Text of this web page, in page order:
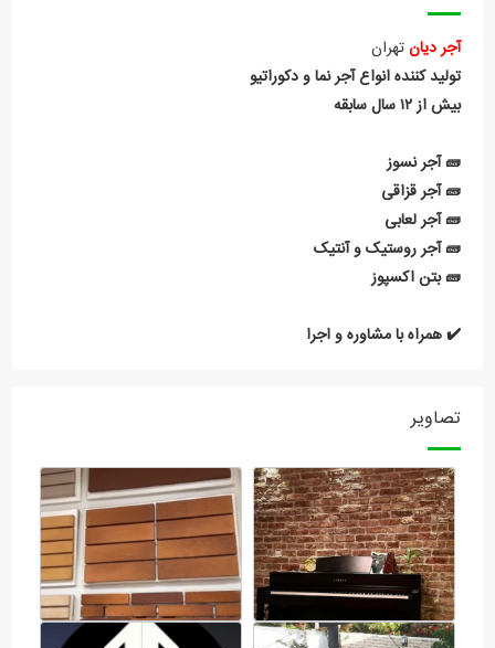
آجر دیانتهران
تولید کننده انواع آجر نما و دکوراتیو
بیش از ۱۲ سال سابقه
🧱 آجر نسوز
🧱 آجر قزاقی
🧱 آجر لعابی
🧱 آجر روستیک و آنتیک
🧱 بتن اکسپوز
✔️ همراه با مشاوره و اجرا
تصاویر